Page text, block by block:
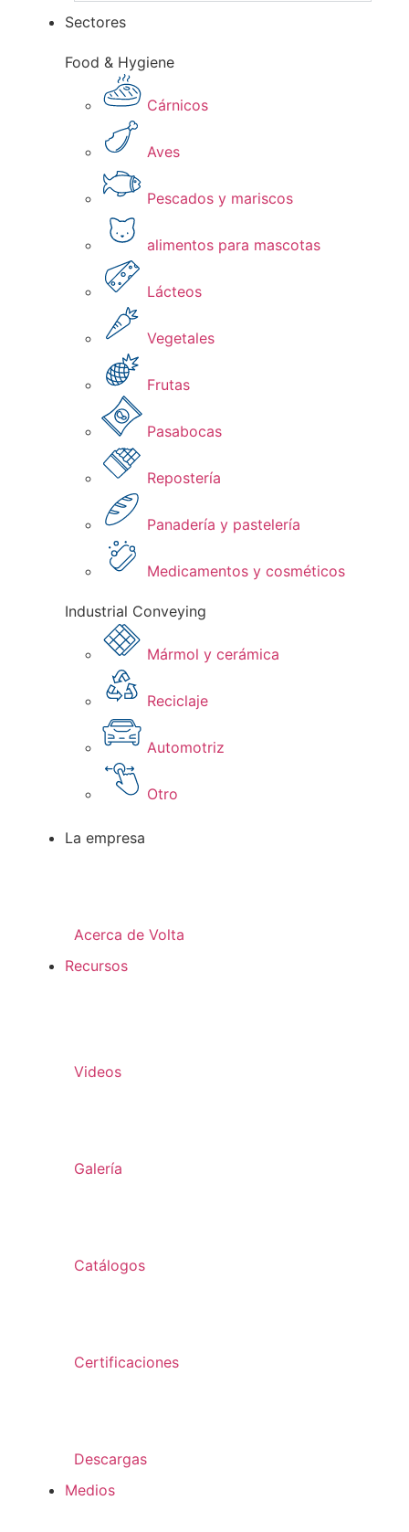
Sectores
Food & Hygiene
Cárnicos
Aves
Pescados y mariscos​
alimentos para mascotas
Lácteos​
Vegetales
Frutas​
Pasabocas
Repostería​
Panadería y pastelería​
Medicamentos y cosméticos​
Industrial Conveying
Mármol y cerámica
Reciclaje
Automotriz
Otro
La empresa
Acerca de Volta
Recursos
Videos
Galería
Catálogos
Certificaciones
Descargas
Medios